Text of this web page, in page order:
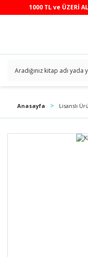
1000 TL ve ÜZERİ
Anasayfa Lisanslı